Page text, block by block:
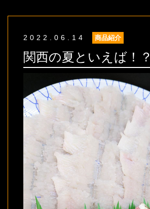
2022.06.14 商品紹介
関西の夏といえば！？